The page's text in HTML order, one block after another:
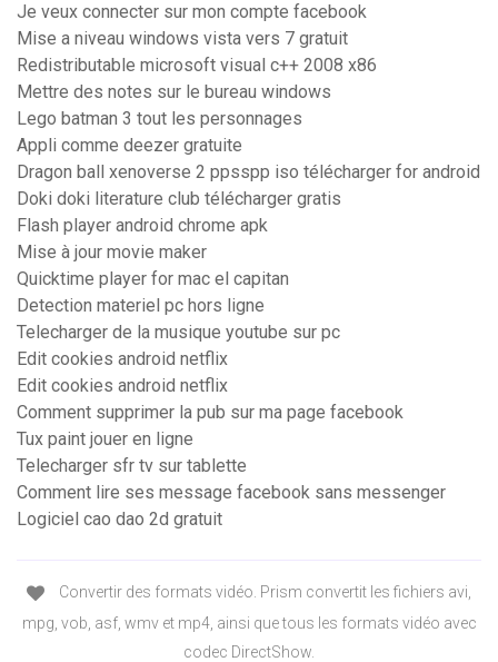
Je veux connecter sur mon compte facebook
Mise a niveau windows vista vers 7 gratuit
Redistributable microsoft visual c++ 2008 x86
Mettre des notes sur le bureau windows
Lego batman 3 tout les personnages
Appli comme deezer gratuite
Dragon ball xenoverse 2 ppsspp iso télécharger for android
Doki doki literature club télécharger gratis
Flash player android chrome apk
Mise à jour movie maker
Quicktime player for mac el capitan
Detection materiel pc hors ligne
Telecharger de la musique youtube sur pc
Edit cookies android netflix
Edit cookies android netflix
Comment supprimer la pub sur ma page facebook
Tux paint jouer en ligne
Telecharger sfr tv sur tablette
Comment lire ses message facebook sans messenger
Logiciel cao dao 2d gratuit
Convertir des formats vidéo. Prism convertit les fichiers avi,
mpg, vob, asf, wmv et mp4, ainsi que tous les formats vidéo avec
codec DirectShow.